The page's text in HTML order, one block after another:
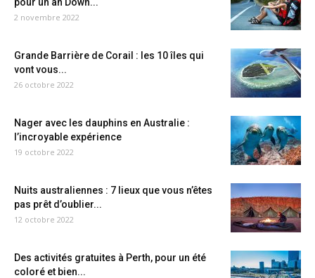
2 novembre 2022
Grande Barrière de Corail : les 10 îles qui
vont vous...
26 octobre 2022
Nager avec les dauphins en Australie :
l’incroyable expérience
19 octobre 2022
Nuits australiennes : 7 lieux que vous n’êtes
pas prêt d’oublier...
12 octobre 2022
Des activités gratuites à Perth, pour un été
coloré et bien...